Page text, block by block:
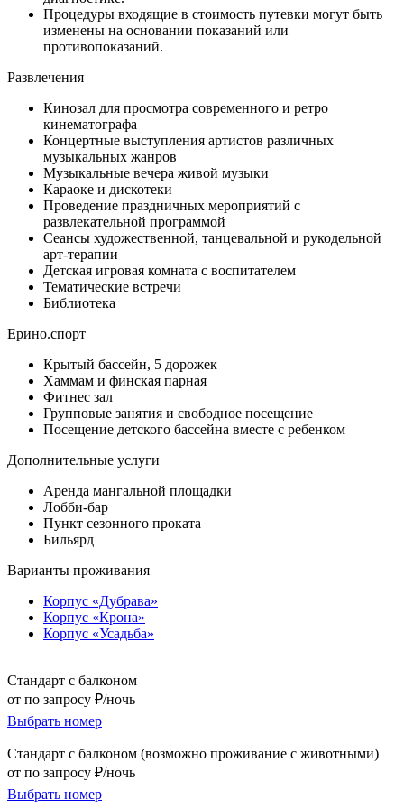
числе с учетом результатов соответствующей многолетней
практики.
Медицинские противопоказания для санаторно-курортного
природных лечебных ресурсов, указанных в пункте 2 статьи
природных лечебных ресурсах, лечебно-оздоровительных
местностях и курортах"
Процедуры входящие в стоимость путевки могут быть
изменены на основании показаний или
противопоказаний.
Развлечения
Кинозал для просмотра современного и ретро
кинематографа
Концертные выступления артистов различных
музыкальных жанров
Музыкальные вечера живой музыки
Караоке и дискотеки
Проведение праздничных мероприятий с
развлекательной программой
Сеансы художественной, танцевальной и рукодельной
арт-терапии
Детская игровая комната с воспитателем
Тематические встречи
Библиотека
Ерино.спорт
Крытый бассейн, 5 дорожек
Хаммам и финская парная
Фитнес зал
Групповые занятия и свободное посещение
Посещение детского бассейна вместе с ребенком
Дополнительные услуги
Аренда мангальной площадки
Лобби-бар
Пункт сезонного проката
Бильярд
Варианты проживания
Корпус «Дубрава»
Корпус «Крона»
Корпус «Усадьба»
Стандарт с балконом
от по запросу ₽/ночь
Выбрать номер
Стандарт с балконом (возможно проживание с животными)
от по запросу ₽/ночь
Выбрать номер